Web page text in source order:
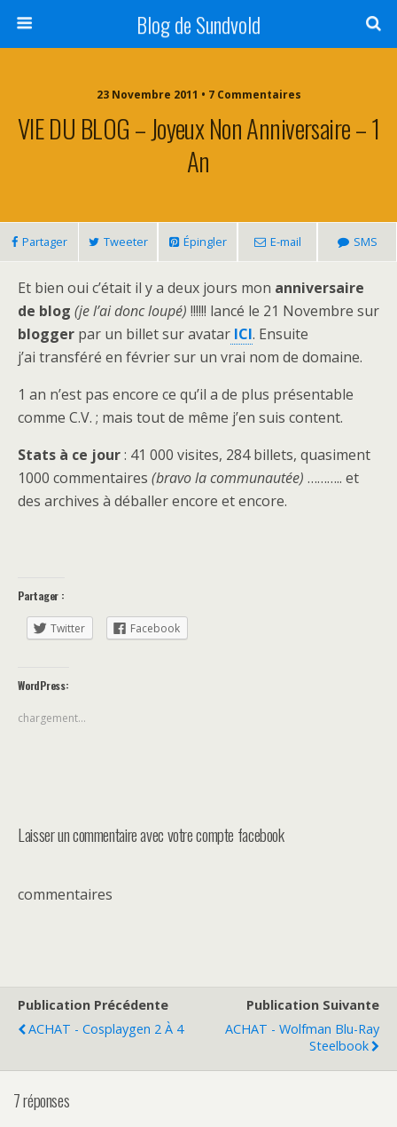
Blog de Sundvold
23 Novembre 2011 • 7 Commentaires
VIE DU BLOG – Joyeux Non Anniversaire – 1
An
Partager Tweeter Épingler E-mail SMS
Et bien oui c’était il y a deux jours mon anniversaire
de blog (je l’ai donc loupé) !!!!!! lancé le 21 Novembre sur
blogger par un billet sur avatar ICI. Ensuite
j’ai transféré en février sur un vrai nom de domaine.
1 an n’est pas encore ce qu’il a de plus présentable
comme C.V. ; mais tout de même j’en suis content.
Stats à ce jour: 41 000 visites, 284 billets, quasiment
1000 commentaires (bravo la communautée) ……….. et
des archives à déballer encore et encore.
Partager :
Twitter Facebook
WordPress:
chargement…
Laisser un commentaire avec votre compte facebook
commentaires
Publication Précédente
ACHAT - Cosplaygen 2 À 4
Publication Suivante
ACHAT - Wolfman Blu-Ray
Steelbook
7 réponses